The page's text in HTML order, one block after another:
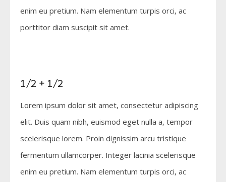
enim eu pretium. Nam elementum turpis orci, ac
porttitor diam suscipit sit amet.
1/2 + 1/2
Lorem ipsum dolor sit amet, consectetur adipiscing
elit. Duis quam nibh, euismod eget nulla a, tempor
scelerisque lorem. Proin dignissim arcu tristique
fermentum ullamcorper. Integer lacinia scelerisque
enim eu pretium. Nam elementum turpis orci, ac